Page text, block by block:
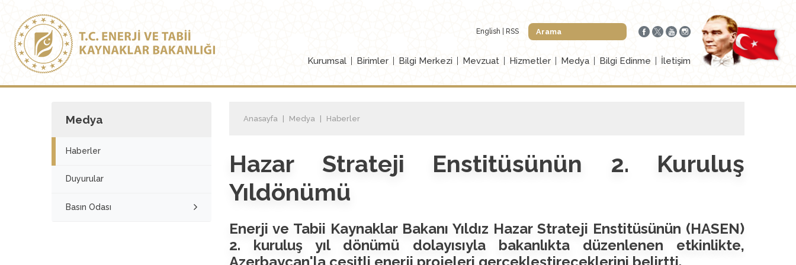
English RSS
Kurumsal Birimler Bilgi Merkezi Mevzuat Hizmetler Medya Bilgi Edinme İletişim
Medya
Haberler
Duyurular
Basın Odası
Anasayfa Medya Haberler
Hazar Strateji Enstitüsünün 2. Kuruluş
Yıldönümü
Enerji ve Tabii Kaynaklar Bakanı Yıldız Hazar Strateji Enstitüsünün (HASEN)
2. kuruluş yıl dönümü dolayısıyla bakanlıkta düzenlenen etkinlikte,